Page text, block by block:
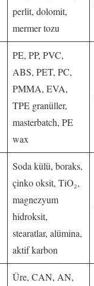
perlit, dolomit,
mermer tozu
PE, PP, PVC,
ABS, PET, PC,
PMMA, EVA,
TPE granüller,
masterbatch, PE
wax
Soda külü, boraks,
çinko oksit, TiO₂,
magnezyum
hidroksit,
stearatlar, alümina,
aktif karbon
Üre, CAN, AN,